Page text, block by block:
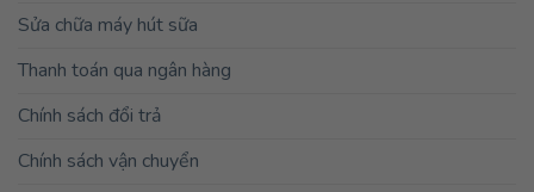
Sửa chữa máy hút sữa
Thanh toán qua ngân hàng
Chính sách đổi trả
Chính sách vận chuyển